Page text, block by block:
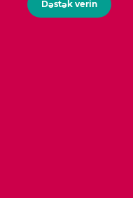
Dəstək verin